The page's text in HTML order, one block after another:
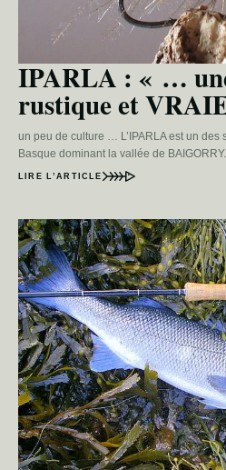
IPARLA : « …
rustique et
un peu de culture … L’IPARLA est un des
Basque dominant la vallée de
LIRE L’ARTICLE